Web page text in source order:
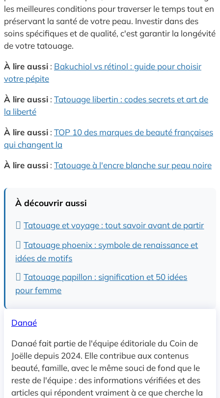
les meilleures conditions pour traverser le temps tout en
préservant la santé de votre peau. Investir dans des
soins spécifiques et de qualité, c'est garantir la longévité
de votre tatouage.
À lire aussi : Bakuchiol vs rétinol : guide pour choisir
votre pépite
À lire aussi : Tatouage libertin : codes secrets et art de
la liberté
À lire aussi : TOP 10 des marques de beauté françaises
qui changent la
À lire aussi : Tatouage à l'encre blanche sur peau noire
À découvrir aussi
Tatouage et voyage : tout savoir avant de partir
Tatouage phoenix : symbole de renaissance et
idées de motifs
Tatouage papillon : signification et 50 idées
pour femme
Danaé
Danaé fait partie de l'équipe éditoriale du Coin de
Joëlle depuis 2024. Elle contribue aux contenus
beauté, famille, avec le même souci de fond que le
reste de l'équipe : des informations vérifiées et des
articles qui répondent vraiment à ce que cherche la